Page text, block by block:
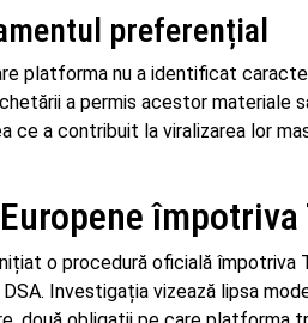
preferențial
platforma nu a identificat
a permis acestor
a contribuit la viralizarea lor
împotriva
o procedură oficială
Investigația vizează lipsa